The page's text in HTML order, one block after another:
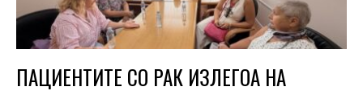
ПАЦИЕНТИТЕ СО РАК ИЗЛЕГОА НА